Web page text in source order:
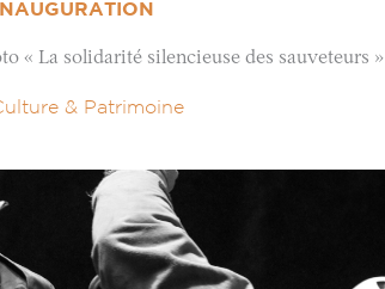
« La solidarité silencieuse des sauveteurs »
& Patrimoine